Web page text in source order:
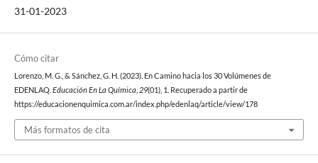
31-01-2023
Cómo citar
Lorenzo, M. G., & Sánchez, G. H. (2023). En Camino hacia los 30 Volúmenes de
EDENLAQ. Educación En La Química 29(01), 1. Recuperado a partir de
https://educacionenquimica.com.ar/index.php/edenlaq/article/view/178
Más formatos de cita